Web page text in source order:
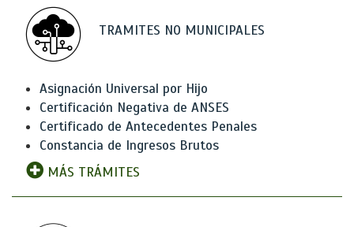
TRAMITES NO MUNICIPALES
Asignación Universal por Hijo
Certificación Negativa de ANSES
Certificado de Antecedentes Penales
Constancia de Ingresos Brutos
MÁS TRÁMITES